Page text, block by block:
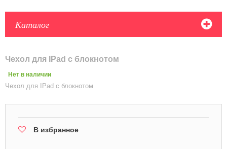
Каталог
Чехол для IPad с блокнотом
Нет в наличии
Чехол для IPad с блокнотом
В избранное